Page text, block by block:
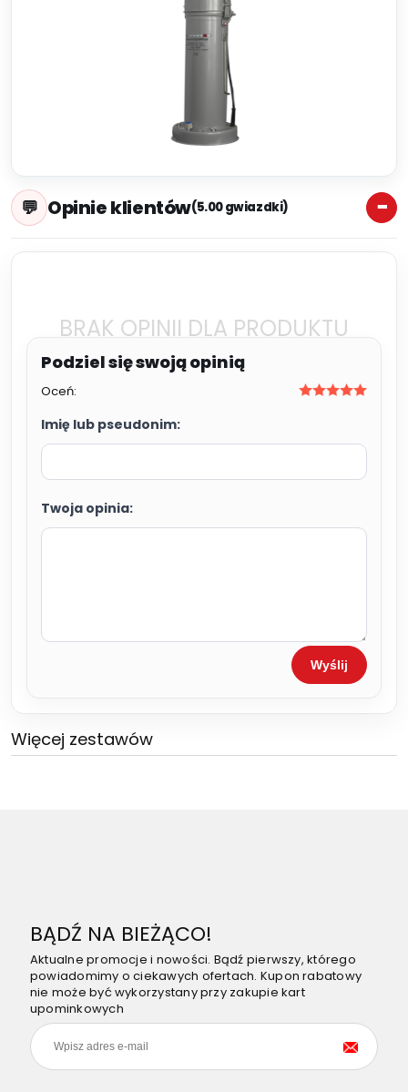
Opinie klientów(5.00 gwiazdki)
BRAK OPINII DLA PRODUKTU
Oceń:
Imię lub pseudonim:
Twoja opinia:
Wyślij
Więcej zestawów
BĄDŹ NA BIEŻĄCO!
Aktualne promocje i nowości. Bądź pierwszy, którego
powiadomimy o ciekawych ofertach. Kupon rabatowy
nie może być wykorzystany przy zakupie kart
upominkowych